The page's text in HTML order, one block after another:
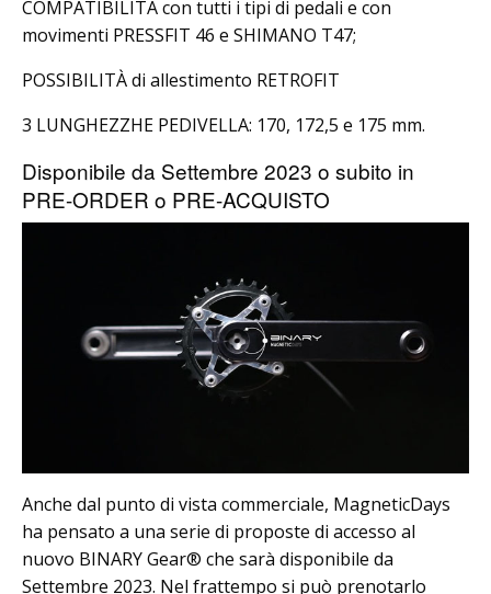
COMPATIBILITÀ con tutti i tipi di pedali e con
movimenti PRESSFIT 46 e SHIMANO T47;
POSSIBILITÀ di allestimento RETROFIT
3 LUNGHEZZHE PEDIVELLA: 170, 172,5 e 175 mm.
Disponibile da Settembre 2023 o subito in
PRE-ORDER o PRE-ACQUISTO
Anche dal punto di vista commerciale, MagneticDays
ha pensato a una serie di proposte di accesso al
nuovo BINARY Gear® che sarà disponibile da
Settembre 2023. Nel frattempo si può prenotarlo